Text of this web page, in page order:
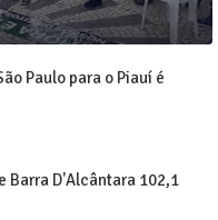
Paulo para o Piauí é
Barra D'Alcântara 102,1